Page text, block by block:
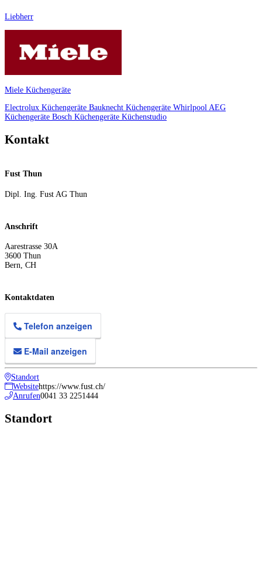
Liebherr
Miele Küchengeräte
Electrolux Küchengeräte Bauknecht Küchengeräte Whirlpool AEG
Küchengeräte Bosch Küchengeräte Küchenstudio
Kontakt
Fust Thun
Dipl. Ing. Fust AG Thun
Anschrift
Aarestrasse 30A
3600 Thun
Bern, CH
Kontaktdaten
Telefon anzeigen
E-Mail anzeigen
Standort
Websitehttps://www.fust.ch/
Anrufen0041 33 2251444
Standort